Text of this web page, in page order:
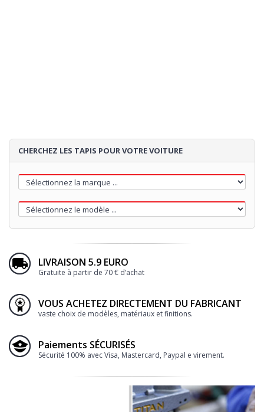
CHERCHEZ LES TAPIS POUR VOTRE VOITURE
LIVRAISON 5.9 EURO
Gratuite à partir de 70 € d’achat
VOUS ACHETEZ DIRECTEMENT DU FABRICANT
vaste choix de modèles, matériaux et finitions.
Paiements SÉCURISÉS
Sécurité 100% avec Visa, Mastercard, Paypal e virement.